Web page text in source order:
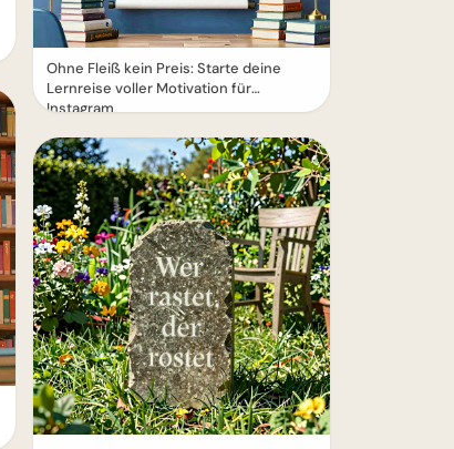
Ohne Fleiß kein Preis: Starte deine
Lernreise voller Motivation für
Instagram